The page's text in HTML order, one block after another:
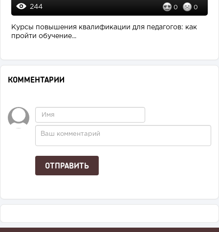
244 0 0
Курсы повышения квалификации для педагогов: как
пройти обучение...
КОММЕНТАРИИ